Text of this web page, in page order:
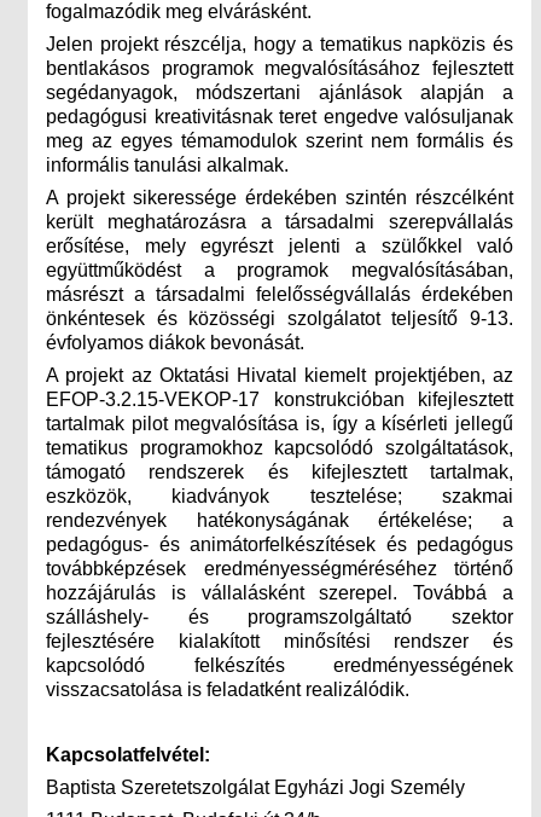
fogalmazódik meg elvárásként.
Jelen projekt részcélja, hogy a tematikus napközis és
bentlakásos programok megvalósításához fejlesztett
segédanyagok, módszertani ajánlások alapján a
pedagógusi kreativitásnak teret engedve valósuljanak
meg az egyes témamodulok szerint nem formális és
informális tanulási alkalmak.
A projekt sikeressége érdekében szintén részcélként
került meghatározásra a társadalmi szerepvállalás
erősítése, mely egyrészt jelenti a szülőkkel való
együttműködést a programok megvalósításában,
másrészt a társadalmi felelősségvállalás érdekében
önkéntesek és közösségi szolgálatot teljesítő 9-13.
évfolyamos diákok bevonását.
A projekt az Oktatási Hivatal kiemelt projektjében, az
EFOP-3.2.15-VEKOP-17 konstrukcióban kifejlesztett
tartalmak pilot megvalósítása is, így a kísérleti jellegű
tematikus programokhoz kapcsolódó szolgáltatások,
támogató rendszerek és kifejlesztett tartalmak,
eszközök, kiadványok tesztelése; szakmai
rendezvények hatékonyságának értékelése; a
pedagógus- és animátorfelkészítések és pedagógus
továbbképzések eredményességméréséhez történő
hozzájárulás is vállalásként szerepel. Továbbá a
szálláshely- és programszolgáltató szektor
fejlesztésére kialakított minősítési rendszer és
kapcsolódó felkészítés eredményességének
visszacsatolása is feladatként realizálódik.
Kapcsolatfelvétel:
Baptista Szeretetszolgálat Egyházi Jogi Személy